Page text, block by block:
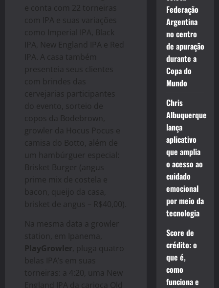
e conta com 22 torneiras
com IPA e suas variações
como Imperial IPA, Black
IPA, New England IPA e Red
IPA. A casa também
presenteia seus clientes
com brindes das
cervejarias participantes
do evento, sorteio de
copos da Bodebrown,
growler da Hocus Pocus e
camisa do Botto, além de
um hambúrguer especial:
Brisket Burger (angus
prime mix de costela e
bacon, queijo da casa,
brisket de angus – R$40,00).
Na mesma data a growler
station, em Ipanema,
PlayGrowler , pluga quatro
belas IPA’s em suas
torneiras: a 4:20, uma New
England IPA da carioca Old
Federação
Argentina
no centro
de apuração
durante a
Copa do
Mundo
Chris
Albuquerque
lança
aplicativo
que amplia
o acesso ao
cuidado
emocional
por meio da
tecnologia
Score de
crédito: o
que é,
como
funciona e